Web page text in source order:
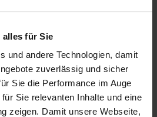
für Sie
und andere Technologien, damit
zuverlässig und sicher
Sie die Performance im Auge
Sie relevanten Inhalte und eine
zeigen. Damit unsere Webseite,